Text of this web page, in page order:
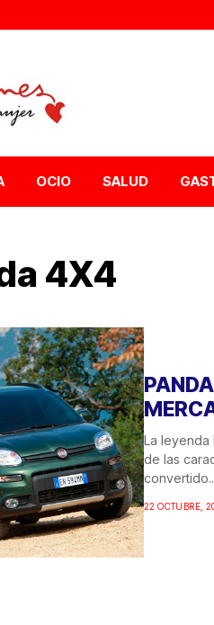
OCIO SALUD
4X4
La leyenda
de las
22 OCTUBRE,